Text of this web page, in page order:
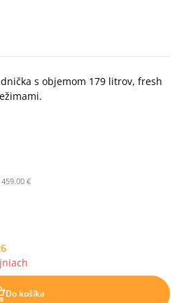
s objemom 179 litrov, fresh
€
Do košíka